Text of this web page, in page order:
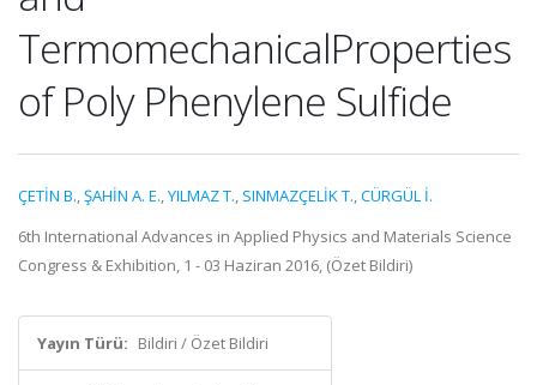
TermomechanicalProperties
of Poly Phenylene Sulfide
ÇETİN B.,ŞAHİN A. E.,YILMAZ T., SINMAZÇELİK T.,CÜRGÜL İ.
6th International Advances in Applied Physics and Materials Science
Congress & Exhibition, 1 - 03 Haziran 2016, (Özet Bildiri)
Yayın Türü: Bildiri / Özet Bildiri